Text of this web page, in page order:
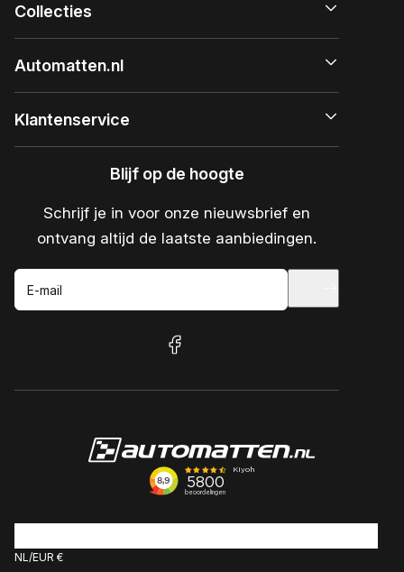
Collecties
Automatten.nl
Klantenservice
Blijf op de hoogte
Schrijf je in voor onze nieuwsbrief en
ontvang altijd de laatste aanbiedingen.
E-mail
facebook
NL EUR €